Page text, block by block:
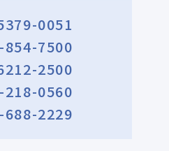
0051
854-7500
2500
218-0560
688-2229